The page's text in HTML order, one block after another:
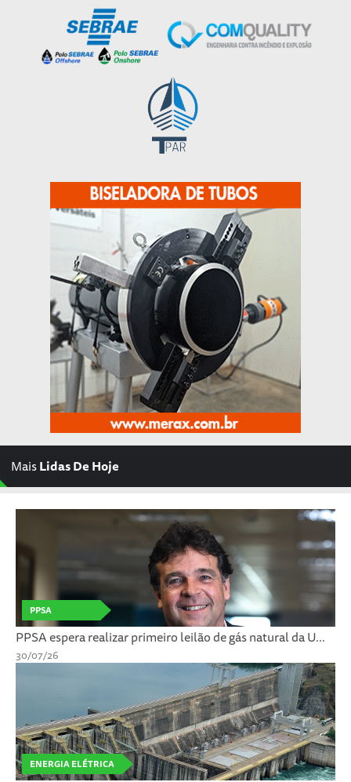
MaisLidas De Hoje
PPSA
PPSA espera realizar primeiro leilão de gás natural da U...
30/07/26
ENERGIA ELÉTRICA